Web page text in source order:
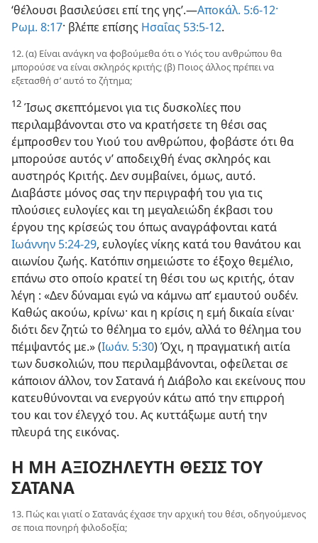
‘θέλουσι βασιλεύσει επί της γης’.​—Αποκάλ. 5:6-12·
Ρωμ. 8:17· βλέπε επίσης Ησαΐας 53:5-12.
12. (α) Είναι ανάγκη να φοβούμεθα ότι ο Υιός του ανθρώπου θα
μπορούσε να είναι σκληρός κριτής; (β) Ποιος άλλος πρέπει να
εξετασθή σ’ αυτό το ζήτημα;
12 Ίσως σκεπτόμενοι για τις δυσκολίες που
περιλαμβάνονται στο να κρατήσετε τη θέσι σας
έμπροσθεν του Υιού του ανθρώπου, φοβάστε ότι θα
μπορούσε αυτός ν’ αποδειχθή ένας σκληρός και
αυστηρός Κριτής. Δεν συμβαίνει, όμως, αυτό.
Διαβάστε μόνος σας την περιγραφή του για τις
πλούσιες ευλογίες και τη μεγαλειώδη έκβασι του
έργου της κρίσεώς του όπως αναγράφονται κατά
Ιωάννην 5:24-29, ευλογίες νίκης κατά του θανάτου και
αιωνίου ζωής. Κατόπιν σημειώστε το έξοχο θεμέλιο,
επάνω στο οποίο κρατεί τη θέσι του ως κριτής, όταν
λέγη : «Δεν δύναμαι εγώ να κάμνω απ’ εμαυτού ουδέν.
Καθώς ακούω, κρίνω· και η κρίσις η εμή δικαία είναι·
διότι δεν ζητώ το θέλημα το εμόν, αλλά το θέλημα του
πέμψαντός με.» (Ιωάν. 5:30) Όχι, η πραγματική αιτία
των δυσκολιών, που περιλαμβάνονται, οφείλεται σε
κάποιον άλλον, τον Σατανά ή Διάβολο και εκείνους που
κατευθύνονται να ενεργούν κάτω από την επιρροή
του και τον έλεγχό του. Ας κυττάξωμε αυτή την
πλευρά της εικόνας.
Η ΜΗ ΑΞΙΟΖΗΛΕΥΤΗ ΘΕΣΙΣ ΤΟΥ
ΣΑΤΑΝΑ
13. Πώς και γιατί ο Σατανάς έχασε την αρχική του θέσι, οδηγούμενος
σε ποια πονηρή φιλοδοξία;